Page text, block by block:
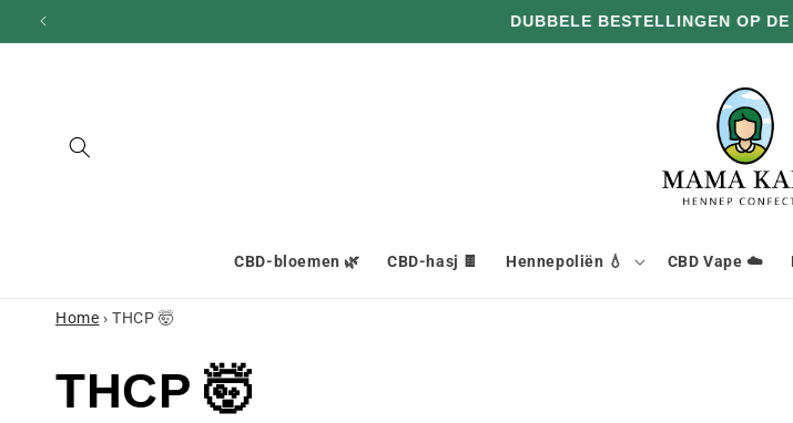
doorgaan
naar
100G GRATIS BIJ ELKE
CBD-bloemen 🌿 CBD-hasj 🍫 Hennepoliën 💧 CBD Vape ☁️
Home › THCP 🤯
C
THCP 🤯